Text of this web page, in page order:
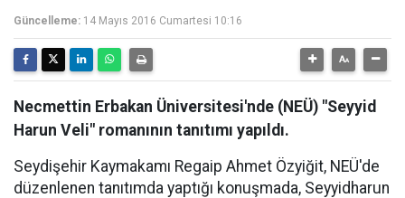
Güncelleme: 14 Mayıs 2016 Cumartesi 10:16
Necmettin Erbakan Üniversitesi'nde (NEÜ) "Seyyid
Harun Veli" romanının tanıtımı yapıldı.
Seydişehir Kaymakamı Regaip Ahmet Özyiğit, NEÜ'de
düzenlenen tanıtımda yaptığı konuşmada, Seyyidharun